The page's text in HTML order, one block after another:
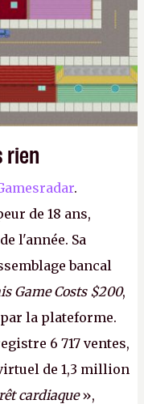
rien
.
de 18 ans,
l'année. Sa
bancal
Game Costs $200,
la plateforme.
6 717 ventes,
de 1,3 million
cardiaque»,